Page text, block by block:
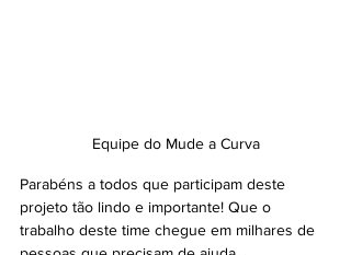
Equipe do Mude a Curva
Parabéns a todos que participam deste
projeto tão lindo e importante! Que o
trabalho deste time chegue em milhares de